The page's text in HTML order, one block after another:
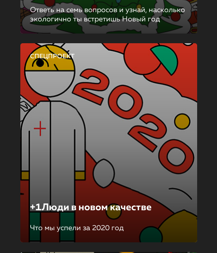
Ответь на семь вопросов и узнай, насколько
экологично ты встретишь Новый год
СПЕЦПРОЕКТ
+1Люди в новом качестве
Что мы успели за 2020 год